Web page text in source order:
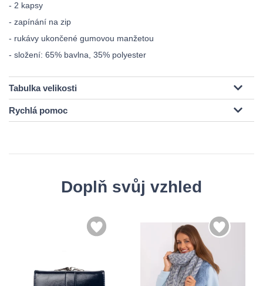
- 2 kapsy
- zapínání na zip
- rukávy ukončené gumovou manžetou
- složení: 65% bavlna, 35% polyester
Tabulka velikosti
Rychlá pomoc
Doplň svůj vzhled